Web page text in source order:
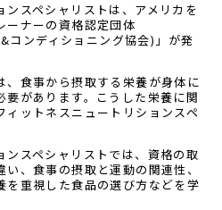
スペシャリストは、アメリカを
ーナーの資格認定団体
コンディショニング協会)」が発
、食事から摂取する栄養が身体に
要があります。こうした栄養に関
ットネスニュートリションスペ
ンスペシャリストでは、資格の取
、食事の摂取と運動の関連性、
を重視した食品の選び方などを学